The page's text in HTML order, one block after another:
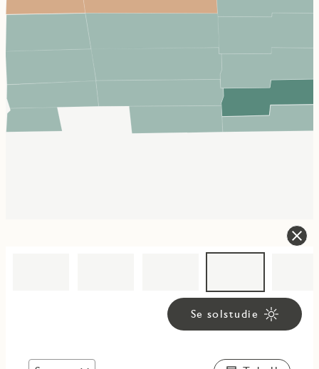
Se solstudie